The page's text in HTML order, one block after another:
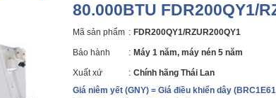
80.000BTU FDR200QY1/
Mã sản phẩm : FDR200QY1/RZUR200QY1
Bảo hành : Máy 1 năm, máy nén 5 năm
Xuất xứ : Chính hãng Thái Lan
Giá niêm yết (GNY) = Giá điều khiển dây (BRC1E61